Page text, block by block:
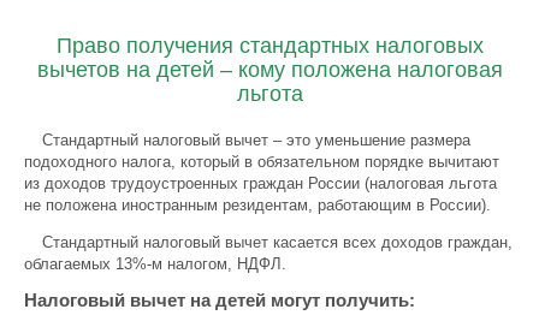
Право получения стандартных налоговых
вычетов на детей – кому положена налоговая
льгота
Стандартный налоговый вычет – это уменьшение размера
подоходного налога, который в обязательном порядке вычитают
из доходов трудоустроенных граждан России (налоговая льгота
не положена иностранным резидентам, работающим в России).
Стандартный налоговый вычет касается всех доходов граждан,
облагаемых 13%-м налогом, НДФЛ.
Налоговый вычет на детей могут получить: